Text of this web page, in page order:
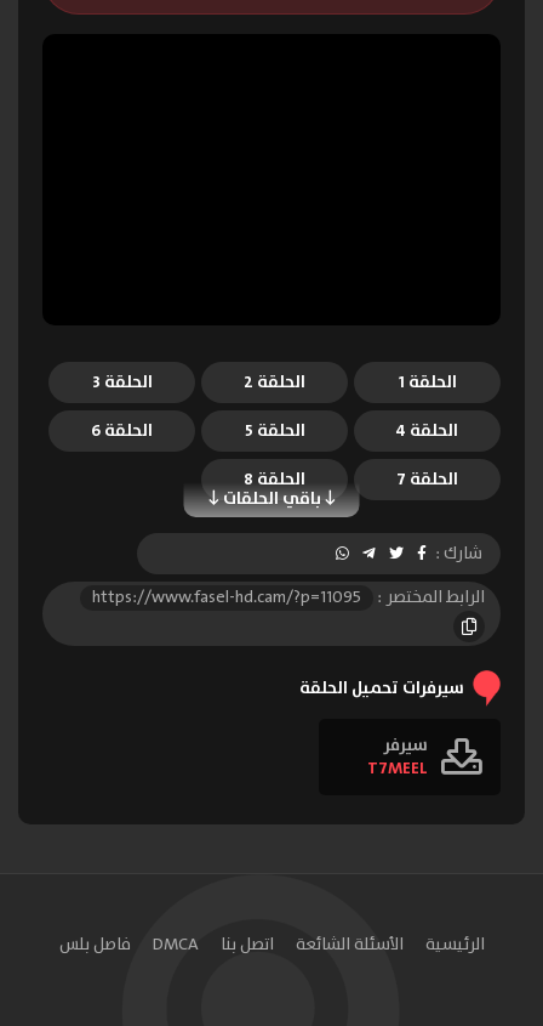
الحلقة 1 الحلقة 2
الحلقة 3
الحلقة 4
الحلقة 5 الحلقة 6
باقي الحلقات
الحلقة 7 الحلقة 8
شارك :
الرابط المختصر :
https://www.fasel-hd.cam/?p=11095
سيرفرات تحميل الحلقة
سيرفر
T7MEEL
الرئيسية الأسئلة الشائعة اتصل بنا DMCA فاصل بلس